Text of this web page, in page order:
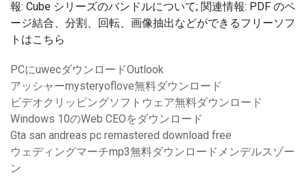
報: Cube シリーズのバンドルについて; 関連情報: PDF のペ
ージ結合、分割、回転、画像抽出などができるフリーソフ
トはこちら
PCにuwecダウンロードOutlook
アッシャーmysteryoflove無料ダウンロード
ビデオクリッピングソフトウェア無料ダウンロード
Windows 10のWeb CEOをダウンロード
Gta san andreas pc remastered download free
ウェディングマーチmp3無料ダウンロードメンデルスゾー
ン